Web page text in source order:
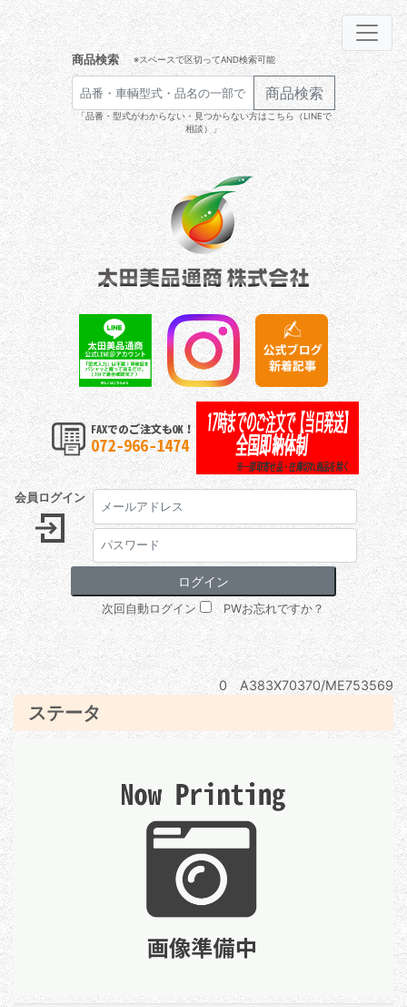
商品検索 ※スペースで区切ってAND検索可能
商品検索
「品番・型式がわからない・見つからない方はこちら（LINEで
相談）」
会員ログイン
次回自動ログイン PWお忘れですか？
0 A383X70370/ME753569
ステータ